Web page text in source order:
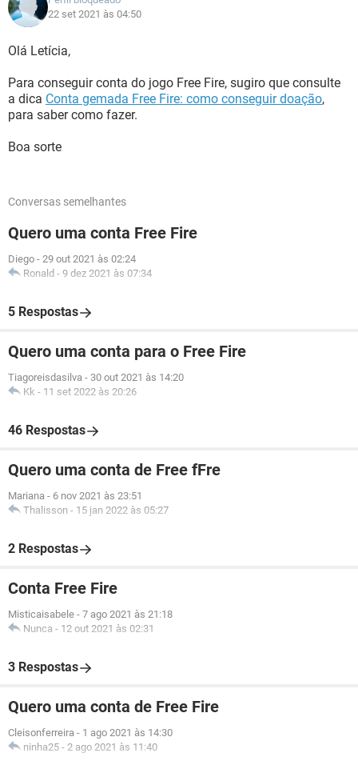
22 set 2021 às 04:50
Olá Letícia,
Para conseguir conta do jogo Free Fire, sugiro que consulte
a dica Conta gemada Free Fire: como conseguir doação,
para saber como fazer.
Boa sorte
Conversas semelhantes
Quero uma conta Free Fire
Diego - 29 out 2021 às 02:24
Ronald - 9 dez 2021 às 07:34
5 Respostas
Quero uma conta para o Free Fire
Tiagoreisdasilva - 30 out 2021 às 14:20
Kk - 11 set 2022 às 20:26
46 Respostas
Quero uma conta de Free fFre
Mariana - 6 nov 2021 às 23:51
Thalisson - 15 jan 2022 às 05:27
2 Respostas
Conta Free Fire
Misticaisabele - 7 ago 2021 às 21:18
Nunca - 12 out 2021 às 02:31
3 Respostas
Quero uma conta de Free Fire
Cleisonferreira - 1 ago 2021 às 14:30
ninha25 - 2 ago 2021 às 11:40